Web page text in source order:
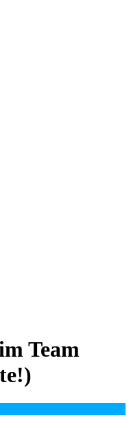
Team